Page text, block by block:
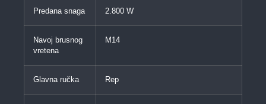
Predana snaga 2.800 W
Navoj brusnog
vretena
M14
Glavna ručka Rep